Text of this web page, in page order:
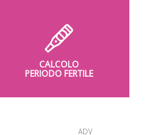
CALCOLO
PERIODO FERTILE